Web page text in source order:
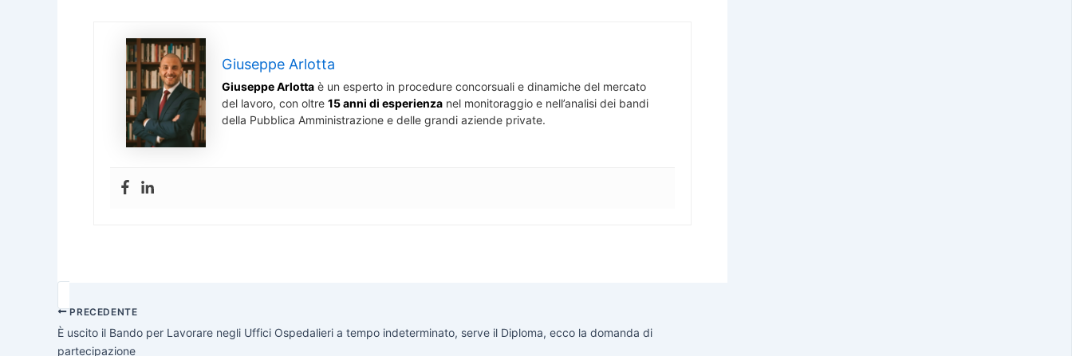
Giuseppe Arlotta
Giuseppe Arlotta è un esperto in procedure concorsuali e dinamiche del mercato
del lavoro, con oltre 15 anni di esperienza nel monitoraggio e nell’analisi dei bandi
della Pubblica Amministrazione e delle grandi aziende private.
PRECEDENTE
È uscito il Bando per Lavorare negli Uffici Ospedalieri a tempo indeterminato, serve il Diploma, ecco la domanda di
partecipazione